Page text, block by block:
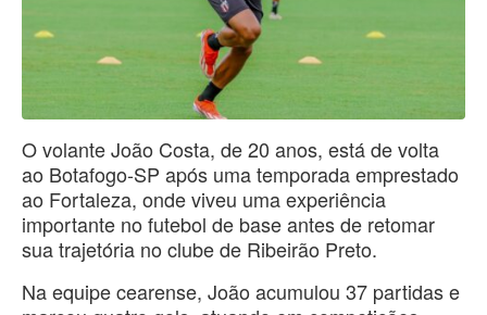
O volante João Costa, de 20 anos, está de volta
ao Botafogo-SP após uma temporada emprestado
ao Fortaleza, onde viveu uma experiência
importante no futebol de base antes de retomar
sua trajetória no clube de Ribeirão Preto.
Na equipe cearense, João acumulou 37 partidas e